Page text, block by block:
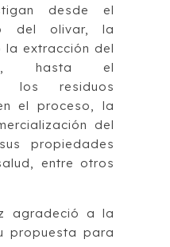
desde el
del olivar, la
la extracción del
hasta el
los residuos
el proceso, la
del
propiedades
entre otros
agradeció a la
propuesta para